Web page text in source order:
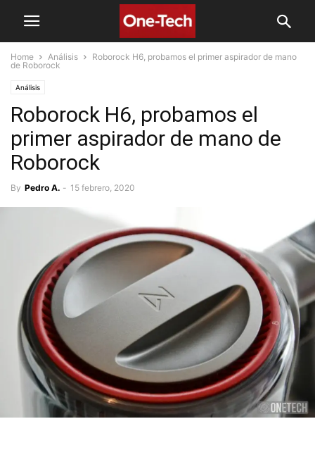
Home Análisis
Roborock H6, probamos el primer aspirador de mano
de Roborock
Análisis
Roborock H6, probamos el
primer aspirador de mano de
Roborock
By Pedro A. - 15 febrero, 2020